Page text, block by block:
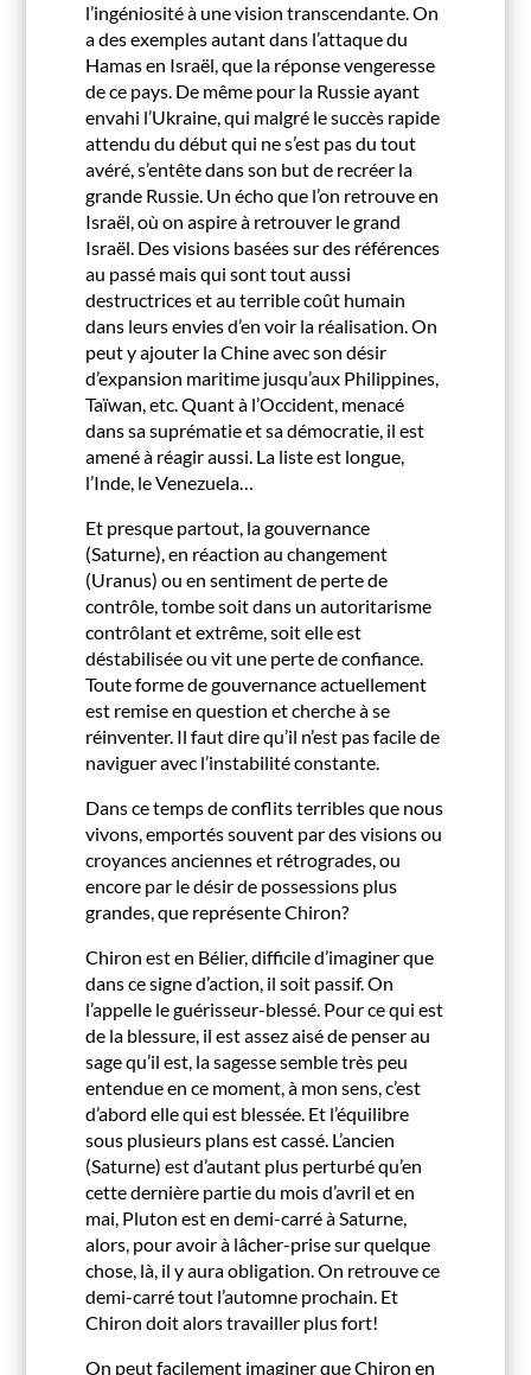
l’ingéniosité à une vision transcendante. On
a des exemples autant dans l’attaque du
Hamas en Israël, que la réponse vengeresse
de ce pays. De même pour la Russie ayant
envahi l’Ukraine, qui malgré le succès rapide
attendu du début qui ne s’est pas du tout
avéré, s’entête dans son but de recréer la
grande Russie. Un écho que l’on retrouve en
Israël, où on aspire à retrouver le grand
Israël. Des visions basées sur des références
au passé mais qui sont tout aussi
destructrices et au terrible coût humain
dans leurs envies d’en voir la réalisation. On
peut y ajouter la Chine avec son désir
d’expansion maritime jusqu’aux Philippines,
Taïwan, etc. Quant à l’Occident, menacé
dans sa suprématie et sa démocratie, il est
amené à réagir aussi. La liste est longue,
l’Inde, le Venezuela…
Et presque partout, la gouvernance
(Saturne), en réaction au changement
(Uranus) ou en sentiment de perte de
contrôle, tombe soit dans un autoritarisme
contrôlant et extrême, soit elle est
déstabilisée ou vit une perte de confiance.
Toute forme de gouvernance actuellement
est remise en question et cherche à se
réinventer. Il faut dire qu’il n’est pas facile de
naviguer avec l’instabilité constante.
Dans ce temps de conflits terribles que nous
vivons, emportés souvent par des visions ou
croyances anciennes et rétrogrades, ou
encore par le désir de possessions plus
grandes, que représente Chiron?
Chiron est en Bélier, difficile d’imaginer que
dans ce signe d’action, il soit passif. On
l’appelle le guérisseur-blessé. Pour ce qui est
de la blessure, il est assez aisé de penser au
sage qu’il est, la sagesse semble très peu
entendue en ce moment, à mon sens, c’est
d’abord elle qui est blessée. Et l’équilibre
sous plusieurs plans est cassé. L’ancien
(Saturne) est d’autant plus perturbé qu’en
cette dernière partie du mois d’avril et en
mai, Pluton est en demi-carré à Saturne,
alors, pour avoir à lâcher-prise sur quelque
chose, là, il y aura obligation. On retrouve ce
demi-carré tout l’automne prochain. Et
Chiron doit alors travailler plus fort!
On peut facilement imaginer que Chiron en